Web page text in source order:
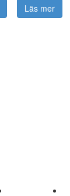
Läs mer